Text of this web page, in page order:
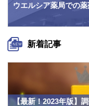
ウエルシア薬局での
新着記事
【最新！2023年版】